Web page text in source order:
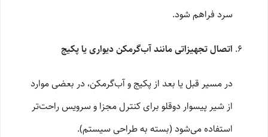
سرد فراهم شود.
اتصال تجهیزاتی مانند آب‌گرمکن دیواری یا پکیج
در مسیر قبل یا بعد از پکیج و آب‌گرمکن، در بعضی موارد
از شیر پیسوار دوقلو برای کنترل مجزا و سرویس راحت‌تر
استفاده می‌شود (بسته به طراحی سیستم).